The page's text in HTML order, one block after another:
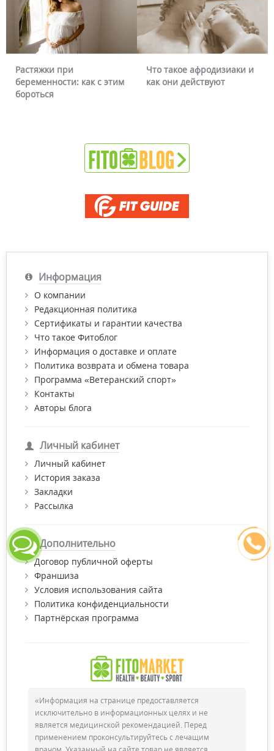
Растяжки при
беременности: как с этим
бороться
Что такое афродизиаки и
как они действуют
Информация
О компании
Редакционная политика
Сертификаты и гарантии качества
Что такое Фитоблог
Информация о доставке и оплате
Политика возврата и обмена товара
Программа «Ветеранский спорт»
Контакты
Авторы блога
Личный кабинет
Личный кабинет
История заказа
Закладки
Рассылка
Дополнительно
Договор публичной оферты
Франшиза
Условия использования сайта
Политика конфиденциальности
Партнёрская программа
«Информация на странице предоставляется
исключительно в информационных целях и не
является медицинской рекомендацией. Перед
применением проконсультируйтесь с лечащим